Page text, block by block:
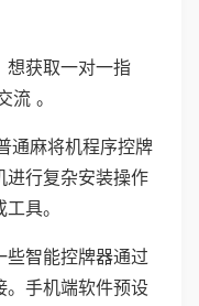
想获取一对一指
。
通麻将机程序控牌
进行复杂安装操作
具。
些智能控牌器通过
。手机端软件预设